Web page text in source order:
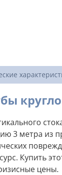
3 метра
Купить
цены.